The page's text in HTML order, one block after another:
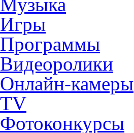
Игры
Программы
Видеоролики
Онлайн-камеры
TV
Фотоконкурсы